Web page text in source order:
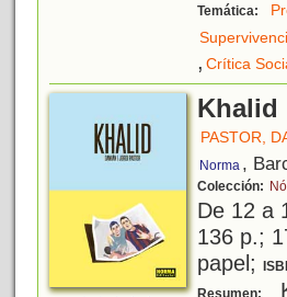
Temática:
, Crítica
Khalid
PASTOR,
Norma ,
Colección:
De 12 a
136 p.;
papel;